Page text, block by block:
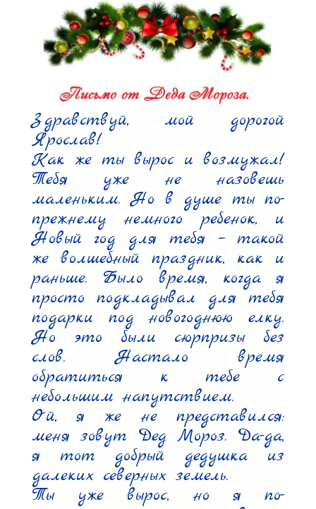
Здравствуй, мой дорогой
Ярослав!
Как же ты вырос и возмужал!
Тебя уже не назовешь
маленьким. Но в душе ты по-
прежнему немного ребенок, и
Новый год для тебя – такой
же волшебный праздник, как и
раньше. Было время, когда я
просто подкладывал для тебя
подарки под новогоднюю елку.
Но это были сюрпризы без
слов. Настало время
обратиться к тебе с
небольшим напутствием.
Ой, я же не представился:
меня зовут Дед Мороз. Да-да,
я тот добрый дедушка из
далеких северных земель.
Ты уже вырос, но я по-